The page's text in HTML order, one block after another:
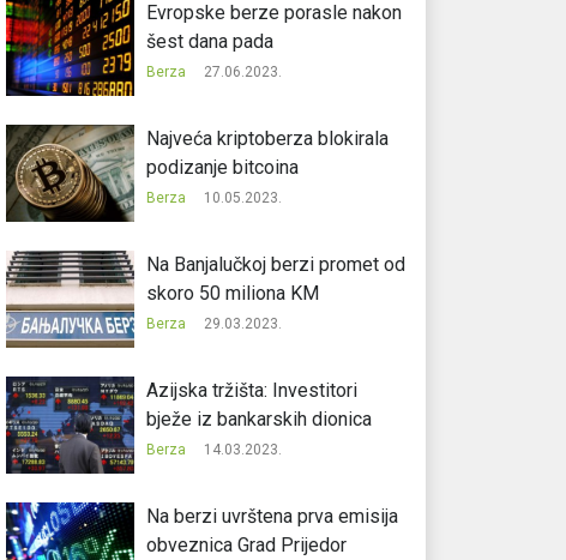
Evropske berze porasle nakon
šest dana pada
Berza 27.06.2023.
Najveća kriptoberza blokirala
podizanje bitcoina
Berza 10.05.2023.
Na Banjalučkoj berzi promet od
skoro 50 miliona KM
Berza 29.03.2023.
Azijska tržišta: Investitori
bježe iz bankarskih dionica
Berza 14.03.2023.
Na berzi uvrštena prva emisija
obveznica Grad Prijedor